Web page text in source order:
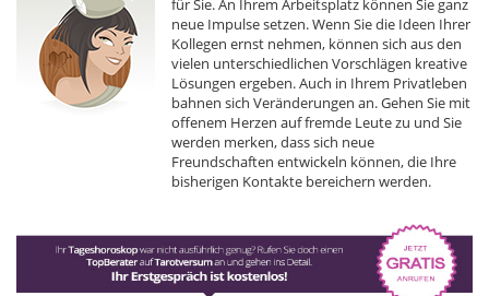
für Sie. An Ihrem Arbeitsplatz können Sie ganz
neue Impulse setzen. Wenn Sie die Ideen Ihrer
Kollegen ernst nehmen, können sich aus den
vielen unterschiedlichen Vorschlägen kreative
Lösungen ergeben. Auch in Ihrem Privatleben
bahnen sich Veränderungen an. Gehen Sie mit
offenem Herzen auf fremde Leute zu und Sie
werden merken, dass sich neue
Freundschaften entwickeln können, die Ihre
bisherigen Kontakte bereichern werden.